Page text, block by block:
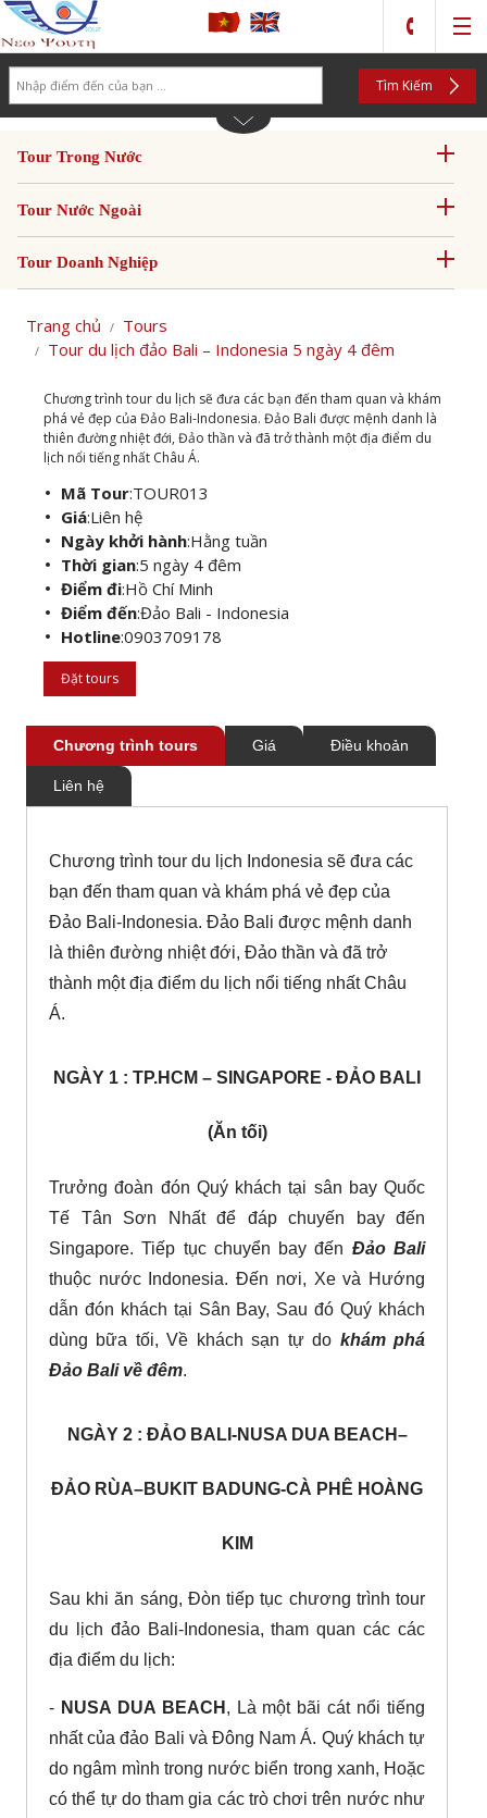
Tìm Kiếm
Tour Trong Nước
Tour Nước Ngoài
Tour Doanh Nghiệp
Trang chủ
Tours
Tour du lịch đảo Bali – Indonesia 5 ngày 4 đêm
Chương trình tour du lịch sẽ đưa các bạn đến tham quan và khám
phá vẻ đẹp của Đảo Bali-Indonesia. Đảo Bali được mệnh danh là
thiên đường nhiệt đới, Đảo thần và đã trở thành một địa điểm du
lịch nổi tiếng nhất Châu Á.
Mã Tour:TOUR013
Giá:Liên hệ
Ngày khởi hành:Hằng tuần
Thời gian:5 ngày 4 đêm
Điểm đi:Hồ Chí Minh
Điểm đến:Đảo Bali - Indonesia
Hotline:0903709178
Đặt tours
Chương trình tours Giá Điều khoản
Liên hệ
Chương trình tour du lịch Indonesia sẽ đưa các
bạn đến tham quan và khám phá vẻ đẹp của
Đảo Bali-Indonesia. Đảo Bali được mệnh danh
là thiên đường nhiệt đới, Đảo thần và đã trở
thành một địa điểm du lịch nổi tiếng nhất Châu
Á.
NGÀY 1 : TP.HCM – SINGAPORE - ĐẢO BALI
(Ăn tối)
Trưởng đoàn đón Quý khách tại sân bay Quốc
Tế Tân Sơn Nhất để đáp chuyến bay đến
Singapore. Tiếp tục chuyển bay đến Đảo Bali
thuộc nước Indonesia. Đến nơi, Xe và Hướng
dẫn đón khách tại Sân Bay, Sau đó Quý khách
dùng bữa tối, Về khách sạn tự do khám phá
Đảo Bali về đêm.
NGÀY 2 : ĐẢO BALI-NUSA DUA BEACH–
ĐẢO RÙA–BUKIT BADUNG-CÀ PHÊ HOÀNG
KIM
Sau khi ăn sáng, Đòn tiếp tục chương trình tour
du lịch đảo Bali-Indonesia, tham quan các các
địa điểm du lịch:
- NUSA DUA BEACH , Là một bãi cát nổi tiếng
nhất của đảo Bali và Đông Nam Á. Quý khách tự
do ngâm mình trong nước biển trong xanh, Hoặc
có thể tự do tham gia các trò chơi trên nước như